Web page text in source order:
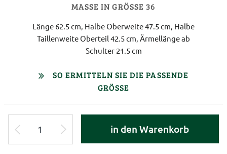
MASSE IN GRÖSSE 36
Länge 62.5 cm, Halbe Oberweite 47.5 cm, Halbe
Taillenweite Oberteil 42.5 cm, Ärmellänge ab
Schulter 21.5 cm
SO ERMITTELN SIE DIE PASSENDE
GRÖSSE
in den Warenkorb